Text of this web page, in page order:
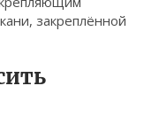
закреплённой